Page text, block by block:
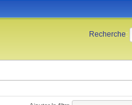
Recherche: